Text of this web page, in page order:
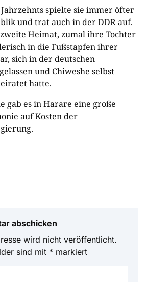
Jahrzehnts spielte sie immer öfter
und trat auch in der DDR auf.
Heimat, zumal ihre Tochter
in die Fußstapfen ihrer
sich in der deutschen
und Chiweshe selbst
hatte.
gab es in Harare eine große
auf Kosten der
abschicken
wird nicht veröffentlicht.
sind mit * markiert